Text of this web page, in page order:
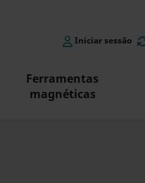
Iniciar sessão
Ferramentas
magnéticas